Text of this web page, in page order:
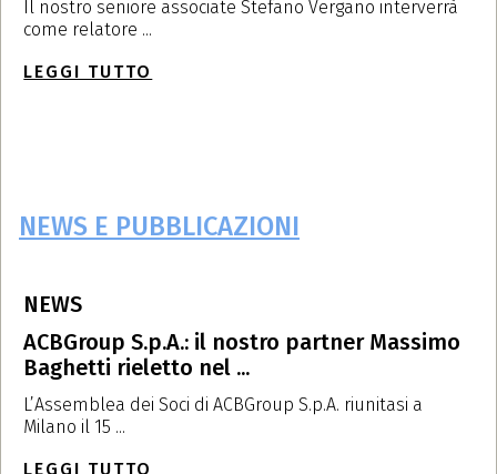
Il nostro seniore associate Stefano Vergano interverrà
come relatore ...
LEGGI TUTTO
NEWS E PUBBLICAZIONI
NEWS
ACBGroup S.p.A.: il nostro partner Massimo
Baghetti rieletto nel ...
L’Assemblea dei Soci di ACBGroup S.p.A. riunitasi a
Milano il 15 ...
LEGGI TUTTO